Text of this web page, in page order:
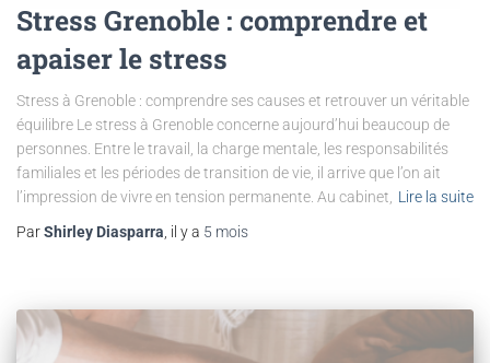
Stress Grenoble : comprendre et
apaiser le stress
Stress à Grenoble : comprendre ses causes et retrouver un véritable
équilibre Le stress à Grenoble concerne aujourd’hui beaucoup de
personnes. Entre le travail, la charge mentale, les responsabilités
familiales et les périodes de transition de vie, il arrive que l’on ait
l’impression de vivre en tension permanente. Au cabinet,
Lire la suite
ParShirley Diasparra , il y a 5 mois